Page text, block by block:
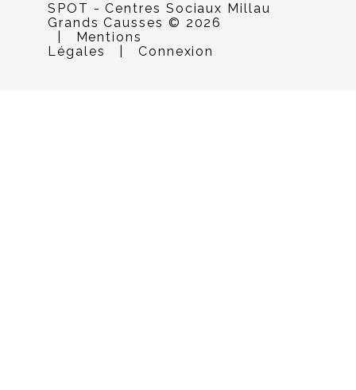
SPOT - Centres Sociaux Millau
Grands Causses © 2026
Mentions
Légales
Connexion